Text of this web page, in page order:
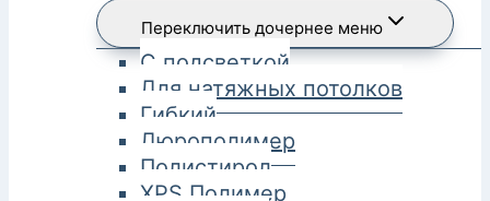
Переключить дочернее меню
С подсветкой
Для натяжных потолков
Гибкий
Дюрополимер
Полистирол
XPS Полимер